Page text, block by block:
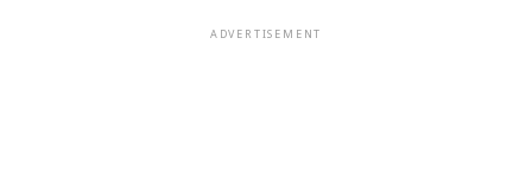
ADVERTISEMENT